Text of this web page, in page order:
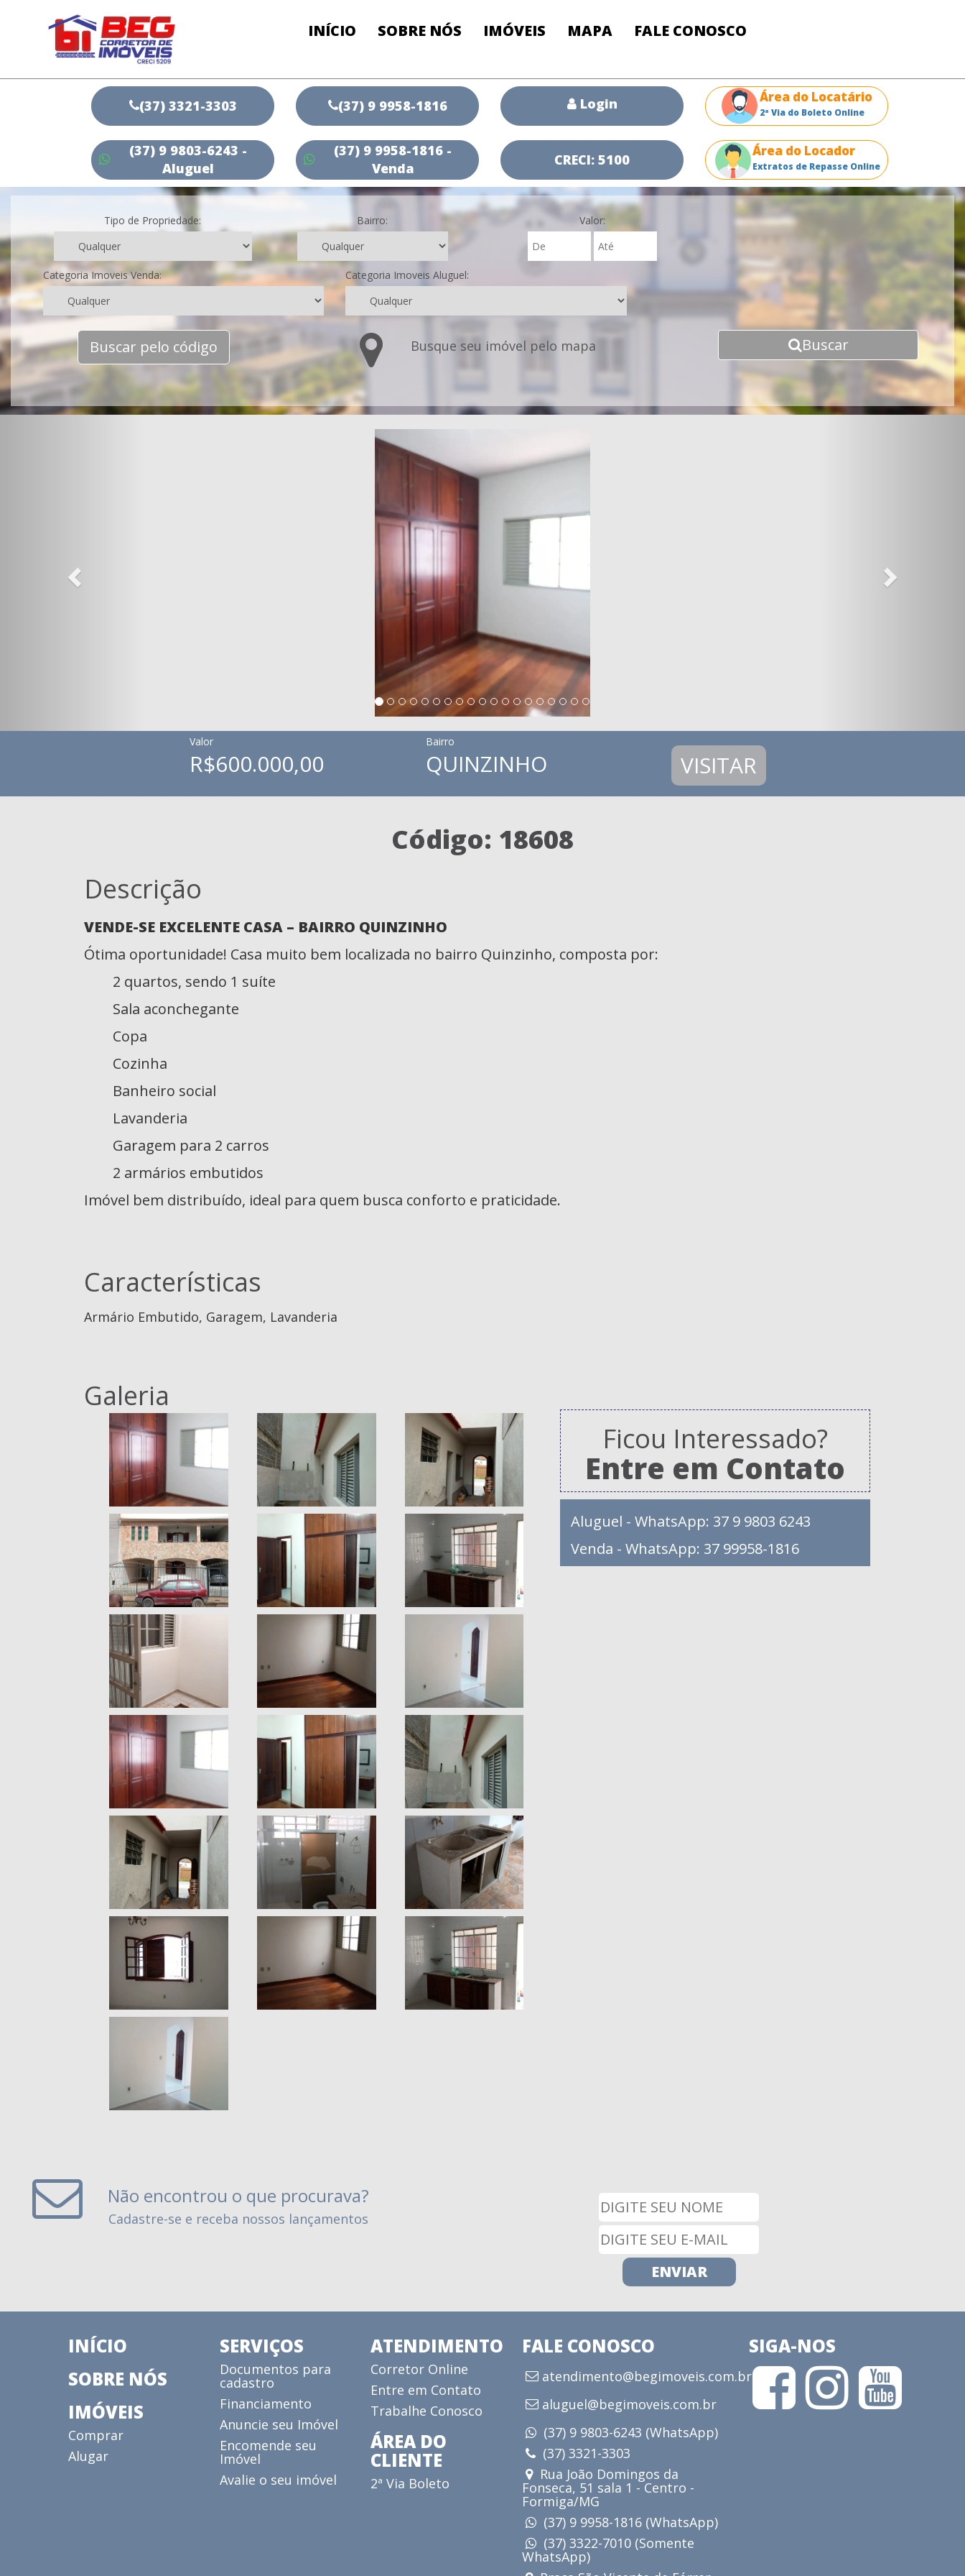
INÍCIO SOBRE NÓS IMÓVEIS MAPA FALE CONOSCO
(37) 3321-3303
(37) 9 9803-6243 -
Aluguel
(37) 9 9958-1816
(37) 9 9958-1816 -
Venda
Login
CRECI: 5100
Área do Locatário
2ª Via do Boleto Online
Área do Locador
Extratos de Repasse Online
Tipo de Propriedade: Bairro: Valor:
Categoria Imoveis Venda: Categoria Imoveis Aluguel:
Buscar pelo código Busque seu imóvel pelo mapa Buscar
Valor
R$600.000,00
Bairro
QUINZINHO VISITAR
Código: 18608
Descrição
VENDE-SE EXCELENTE CASA – BAIRRO QUINZINHO
Ótima oportunidade! Casa muito bem localizada no bairro Quinzinho, composta por:
2 quartos, sendo 1 suíte
Sala aconchegante
Copa
Cozinha
Banheiro social
Lavanderia
Garagem para 2 carros
2 armários embutidos
Imóvel bem distribuído, ideal para quem busca conforto e praticidade.
Características
Armário Embutido, Garagem, Lavanderia
Galeria
Ficou Interessado?
Entre em Contato
Aluguel - WhatsApp: 37 9 9803 6243
Venda - WhatsApp: 37 99958-1816
Não encontrou o que procurava?
Cadastre-se e receba nossos lançamentos
INÍCIO
SOBRE NÓS
IMÓVEIS
Comprar
Alugar
SERVIÇOS
Documentos para
cadastro
Financiamento
Anuncie seu Imóvel
Encomende seu
Imóvel
Avalie o seu imóvel
ATENDIMENTO
Corretor Online
Entre em Contato
Trabalhe Conosco
ÁREA DO
CLIENTE
2ª Via Boleto
FALE CONOSCO
atendimento@begimoveis.com.br
aluguel@begimoveis.com.br
(37) 9 9803-6243 (WhatsApp)
(37) 3321-3303
Rua João Domingos da
Fonseca, 51 sala 1 - Centro -
Formiga/MG
(37) 9 9958-1816 (WhatsApp)
(37) 3322-7010 (Somente
WhatsApp)
SIGA-NOS